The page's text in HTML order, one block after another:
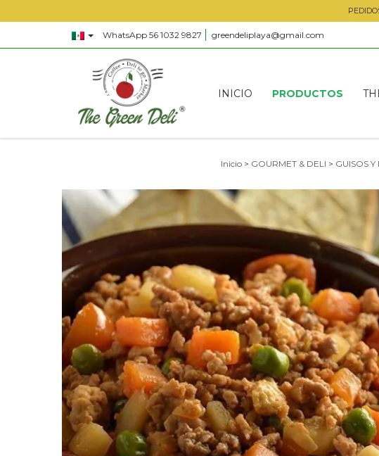
WhatsApp 56 1032 9827 greendeliplaya@gmail.com
INICIO PRODUCTOS
Inicio > GOURMET & DELI > GUISOS